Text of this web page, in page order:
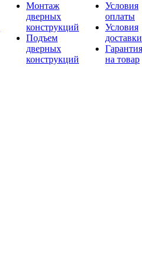
Монтаж
дверных
конструкций
Подъем
дверных
конструкций
Условия
оплаты
Условия
доставки
Гарантия
на товар